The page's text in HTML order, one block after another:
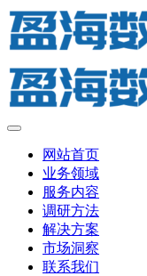
网站首页
业务领域
服务内容
调研方法
解决方案
市场洞察
联系我们